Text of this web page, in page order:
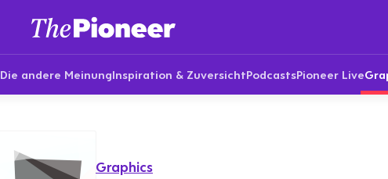
Die andere MeinungInspiration & ZuversichtPodcastsPioneer Live
Graphics